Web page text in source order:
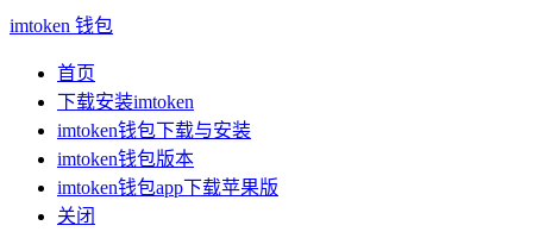
imtoken 钱包
首页
下载安装imtoken
imtoken钱包下载与安装
imtoken钱包版本
imtoken钱包app下载苹果版
关闭